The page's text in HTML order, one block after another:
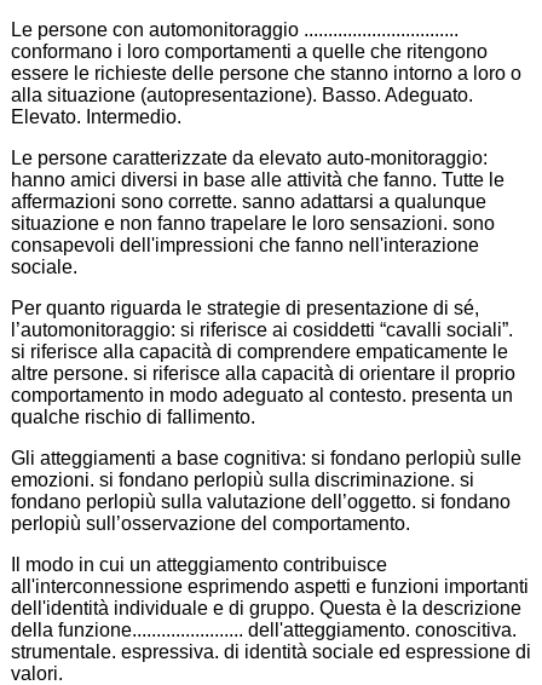
Le persone con automonitoraggio ................................
conformano i loro comportamenti a quelle che ritengono
essere le richieste delle persone che stanno intorno a loro o
alla situazione (autopresentazione). Basso. Adeguato.
Elevato. Intermedio.
Le persone caratterizzate da elevato auto-monitoraggio:
hanno amici diversi in base alle attività che fanno. Tutte le
affermazioni sono corrette. sanno adattarsi a qualunque
situazione e non fanno trapelare le loro sensazioni. sono
consapevoli dell'impressioni che fanno nell'interazione
sociale.
Per quanto riguarda le strategie di presentazione di sé,
l’automonitoraggio: si riferisce ai cosiddetti “cavalli sociali”.
si riferisce alla capacità di comprendere empaticamente le
altre persone. si riferisce alla capacità di orientare il proprio
comportamento in modo adeguato al contesto. presenta un
qualche rischio di fallimento.
Gli atteggiamenti a base cognitiva: si fondano perlopiù sulle
emozioni. si fondano perlopiù sulla discriminazione. si
fondano perlopiù sulla valutazione dell’oggetto. si fondano
perlopiù sull’osservazione del comportamento.
Il modo in cui un atteggiamento contribuisce
all'interconnessione esprimendo aspetti e funzioni importanti
dell'identità individuale e di gruppo. Questa è la descrizione
della funzione....................... dell'atteggiamento. conoscitiva.
strumentale. espressiva. di identità sociale ed espressione di
valori.